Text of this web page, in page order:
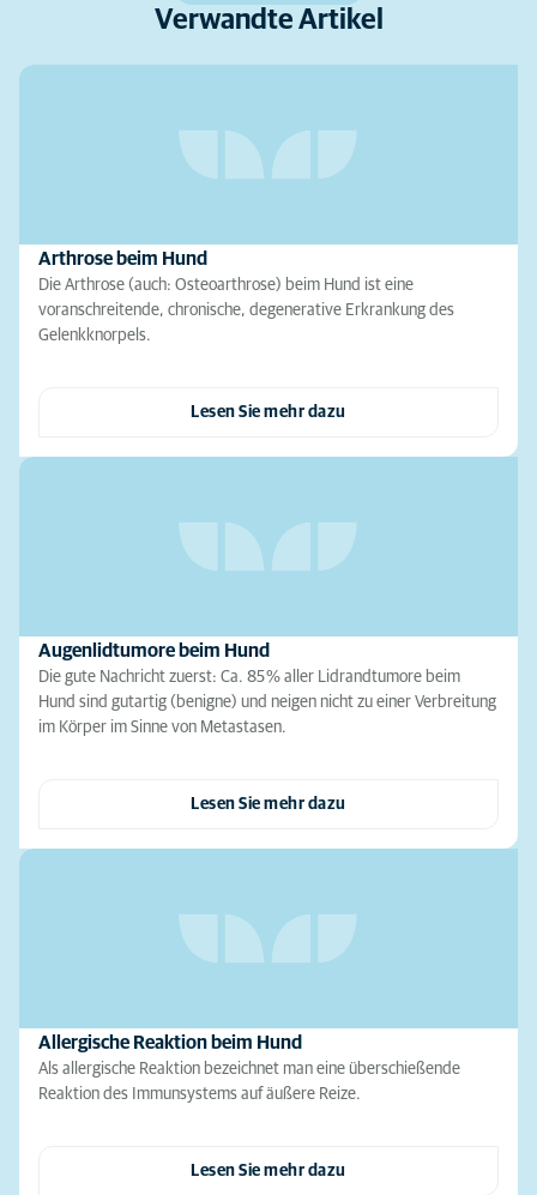
Verwandte Artikel
Arthrose beim Hund
Die Arthrose (auch: Osteoarthrose) beim Hund ist eine
voranschreitende, chronische, degenerative Erkrankung des
Gelenkknorpels.
Lesen Sie mehr dazu
Augenlidtumore beim Hund
Die gute Nachricht zuerst: Ca. 85 % aller Lidrandtumore beim
Hund sind gutartig (benigne) und neigen nicht zu einer Verbreitung
im Körper im Sinne von Metastasen.
Lesen Sie mehr dazu
Allergische Reaktion beim Hund
Als allergische Reaktion bezeichnet man eine überschießende
Reaktion des Immunsystems auf äußere Reize.
Lesen Sie mehr dazu